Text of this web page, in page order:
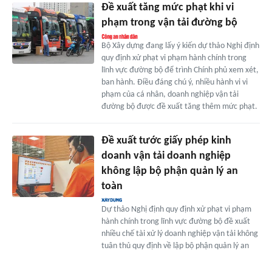
Đề xuất tăng mức phạt khi vi
phạm trong vận tải đường bộ
Bộ Xây dựng đang lấy ý kiến dự thảo Nghị định
quy định xử phạt vi phạm hành chính trong
lĩnh vực đường bộ để trình Chính phủ xem xét,
ban hành. Điều đáng chú ý, nhiều hành vi vi
phạm của cá nhân, doanh nghiệp vận tải
đường bộ được đề xuất tăng thêm mức phạt.
Đề xuất tước giấy phép kinh
doanh vận tải doanh nghiệp
không lập bộ phận quản lý an
toàn
Dự thảo Nghị định quy định xử phạt vi phạm
hành chính trong lĩnh vực đường bộ đề xuất
nhiều chế tài xử lý doanh nghiệp vận tải không
tuân thủ quy định về lập bộ phận quản lý an